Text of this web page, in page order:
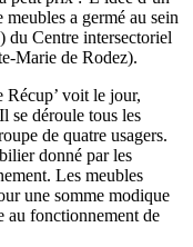
a germé au sein
du Centre intersectoriel
Marie de Rodez).
Récup’ voit le jour,
se déroule tous les
de quatre usagers.
donné par les
Les meubles
une somme modique
au fonctionnement de